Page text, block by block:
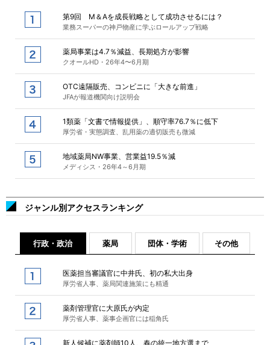
第9回 M＆Aを成長戦略として成功させるには？
業務スーパーの神戸物産に学ぶロールアップ戦略
薬局事業は4.7％減益、長期処方が影響
クオールHD・26年4〜6月期
OTC遠隔販売、コンビニに「大きな前進」
JFAが報道機関向け説明会
1類薬「文書で情報提供」、順守率76.7％に低下
厚労省・実態調査、乱用薬の適切販売も微減
地域薬局NW事業、営業益19.5％減
メディシス・26年4～6月期
ジャンル別アクセスランキング
行政・政治 薬局 団体・学術 その他
医薬担当審議官に中井氏、初の私大出身
厚労省人事、薬局関連施策にも精通
薬剤管理官に大原氏が内定
厚労省人事、薬事企画官には稲角氏
新人候補に薬剤師10人、春の統一地方選まで